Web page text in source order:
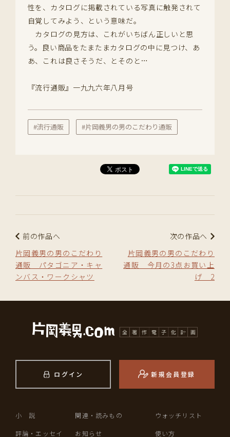
性を、カタログに掲載されている写真に触発されて
自覚してみよう、という意味だ。
カタログの見方は、これがいちばん正しいと思
う。良い商品をたまたまカタログの中に見つけ、あ
あ、これは良さそうだ、とそのと…
『流行通販』一九九六年八月号
#流行通販 #片岡義男の男のこだわり通販
前の作品へ
片岡義男の男のこだわり
通販 パタゴニア・キャ
ンバス・ワークシャツ
次の作品へ
片岡義男の男のこだわり
通販 今月の3点お買い上
げ 2
ログイン 新規会員登録
小 説
評論・エッセイ
関連・読みもの
お知らせ
ウォッチリスト
使い方